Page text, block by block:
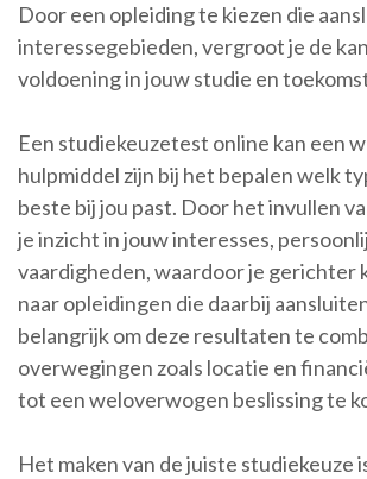
Door een opleiding te kiezen die
interessegebieden, vergroot je de
voldoening in jouw studie en
Een studiekeuzetest online kan een
hulpmiddel zijn bij het bepalen welk
beste bij jou past. Door het invullen
je inzicht in jouw interesses,
vaardigheden, waardoor je gerichter
naar opleidingen die daarbij
belangrijk om deze resultaten te
overwegingen zoals locatie en
tot een weloverwogen beslissing te
Het maken van de juiste studiekeuze